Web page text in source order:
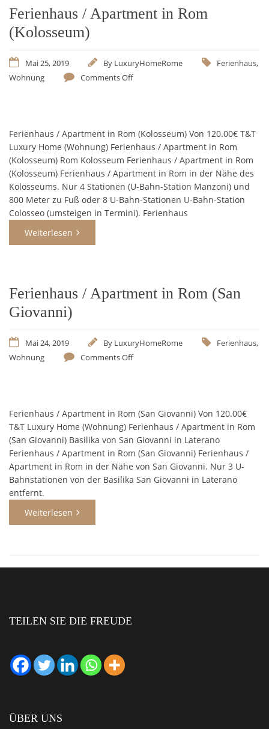
Ferienhaus / Apartment in Rom
(Kolosseum)
Mai 25, 2019 By LuxuryHomeRome Ferienhaus,
Wohnung
Comments Off
Ferienhaus / Apartment in Rom (Kolosseum) Von 120.00€ T&T
Luxury Home (Wohnung) Ferienhaus / Apartment in Rom
(Kolosseum) Rom Kolosseum Ferienhaus / Apartment in Rom
(Kolosseum) Ferienhaus / Apartment in Rom in der Nähe des
Kolosseums. Nur 4 Stationen (U-Bahn-Station Manzoni) und
800 Meter zu Fuß oder 8 U-Bahn-Stationen U-Bahn-Station
Colosseo (umsteigen in Termini). Ferienhaus
Weiterlesen
Ferienhaus / Apartment in Rom (San
Giovanni)
Mai 24, 2019 By LuxuryHomeRome Ferienhaus,
Wohnung
Comments Off
Ferienhaus / Apartment in Rom (San Giovanni) Von 120.00€
T&T Luxury Home (Wohnung) Ferienhaus / Apartment in Rom
(San Giovanni) Basilika von San Giovanni in Laterano
Ferienhaus / Apartment in Rom (San Giovanni) Ferienhaus /
Apartment in Rom in der Nähe von San Giovanni. Nur 3 U-
Bahnstationen von der Basilika San Giovanni in Laterano
entfernt.
Weiterlesen
TEILEN SIE DIE FREUDE
ÜBER UNS